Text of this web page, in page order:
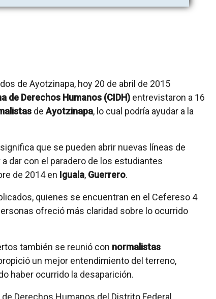
de Derechos Humanos (CIDH) entrevistaron a 16
deAyotzinapa, lo cual podría ayudar a la
que se pueden abrir nuevas líneas de
dar con el paradero de los estudiantes
de 2014 en Iguala, Guerrero.
quienes se encuentran en el Cefereso 4
ofreció más claridad sobre lo ocurrido
también se reunió con normalistas
un mejor entendimiento del terreno,
haber ocurrido la desaparición.